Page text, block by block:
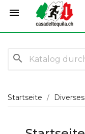

search
Startseite Diverses